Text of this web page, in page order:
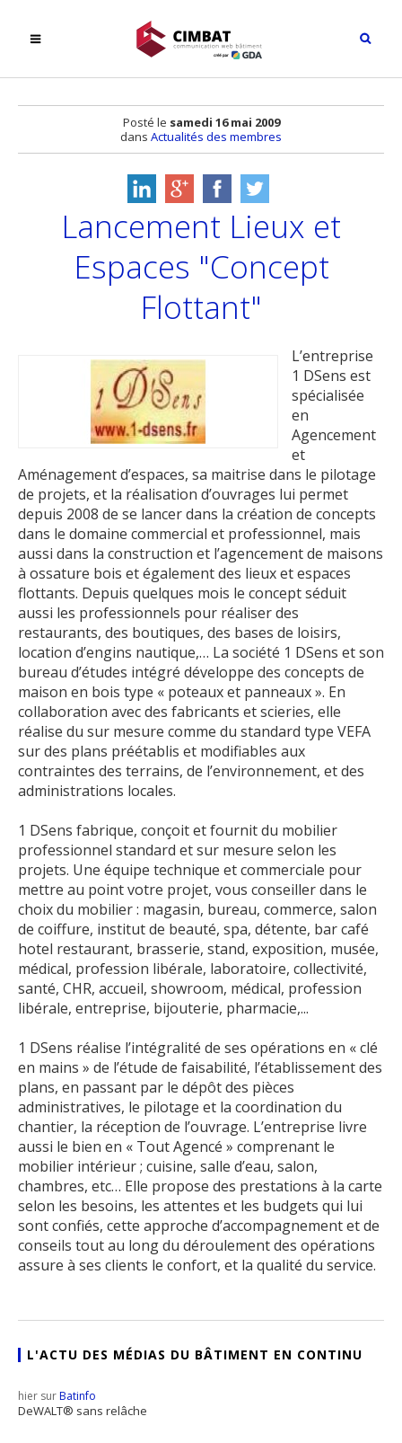
Posté le samedi 16 mai 2009
dans Actualités des membres
Lancement Lieux et
Espaces "Concept
Flottant"
L’entreprise
1 DSens est
spécialisée
en
Agencement
et
Aménagement d’espaces, sa maitrise dans le pilotage
de projets, et la réalisation d’ouvrages lui permet
depuis 2008 de se lancer dans la création de concepts
dans le domaine commercial et professionnel, mais
aussi dans la construction et l’agencement de maisons
à ossature bois et également des lieux et espaces
flottants. Depuis quelques mois le concept séduit
aussi les professionnels pour réaliser des
restaurants, des boutiques, des bases de loisirs,
location d’engins nautique,… La société 1 DSens et son
bureau d’études intégré développe des concepts de
maison en bois type « poteaux et panneaux ». En
collaboration avec des fabricants et scieries, elle
réalise du sur mesure comme du standard type VEFA
sur des plans préétablis et modifiables aux
contraintes des terrains, de l’environnement, et des
administrations locales.
1 DSens fabrique, conçoit et fournit du mobilier
professionnel standard et sur mesure selon les
projets. Une équipe technique et commerciale pour
mettre au point votre projet, vous conseiller dans le
choix du mobilier : magasin, bureau, commerce, salon
de coiffure, institut de beauté, spa, détente, bar café
hotel restaurant, brasserie, stand, exposition, musée,
médical, profession libérale, laboratoire, collectivité,
santé, CHR, accueil, showroom, médical, profession
libérale, entreprise, bijouterie, pharmacie,...
1 DSens réalise l’intégralité de ses opérations en « clé
en mains » de l’étude de faisabilité, l’établissement des
plans, en passant par le dépôt des pièces
administratives, le pilotage et la coordination du
chantier, la réception de l’ouvrage. L’entreprise livre
aussi le bien en « Tout Agencé » comprenant le
mobilier intérieur ; cuisine, salle d’eau, salon,
chambres, etc… Elle propose des prestations à la carte
selon les besoins, les attentes et les budgets qui lui
sont confiés, cette approche d’accompagnement et de
conseils tout au long du déroulement des opérations
assure à ses clients le confort, et la qualité du service.
L'ACTU DES MÉDIAS DU BÂTIMENT EN CONTINU
hier surBatinfo
DeWALT® sans relâche